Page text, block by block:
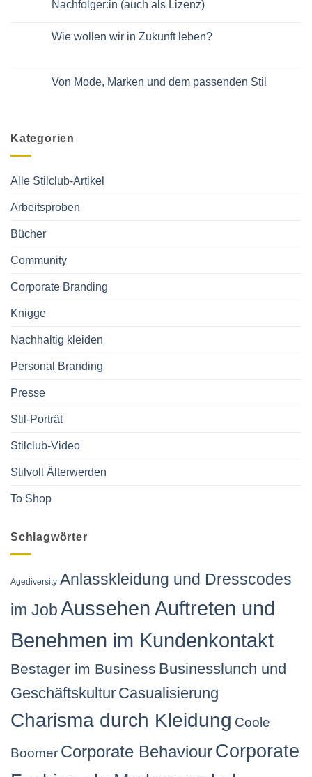
Podcast
Bublitz
Manager
Nachfolger:in (auch als Lizenz)
zu
sucht
Wie wollen wir in Zukunft leben?
Wie
wollen
Von Mode, Marken und dem passenden Stil
Mode,
Marken
Stil
Kategorien
Alle Stilclub-Artikel
Arbeitsproben
Bücher
Community
Corporate Branding
Knigge
Nachhaltig kleiden
Personal Branding
Presse
Stil-Porträt
Stilclub-Video
Stilvoll Älterwerden
To Shop
Schlagwörter
Agediversity Anlasskleidung und Dresscodes
im Job Aussehen Auftreten und
Benehmen im Kundenkontakt
Bestager im Business Businesslunch und
Geschäftskultur Casualisierung
Charisma durch Kleidung Coole
Boomer Corporate BehaviourCorporate